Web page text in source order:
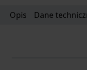
Opis Dane